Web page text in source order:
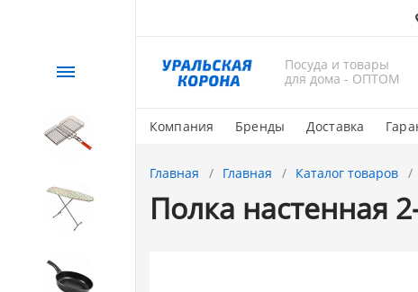
Посуда и товары
для дома - ОПТОМ
Компания Бренды Доставка
Каталог
СЕЗОННЫЙ товар
1. Завод Исток
Главная Главная Каталог товаров
Полка настенная